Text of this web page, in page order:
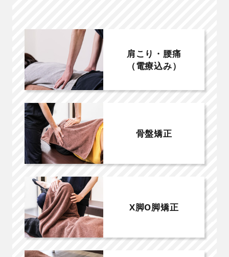
肩こり・腰痛
（電療込み）
骨盤矯正
X脚O脚矯正